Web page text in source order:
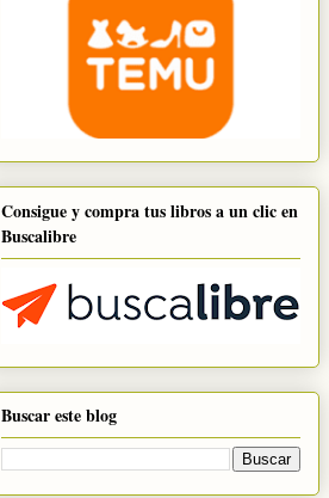
Consigue y compra tus libros a un clic en
Buscalibre
Buscar este blog